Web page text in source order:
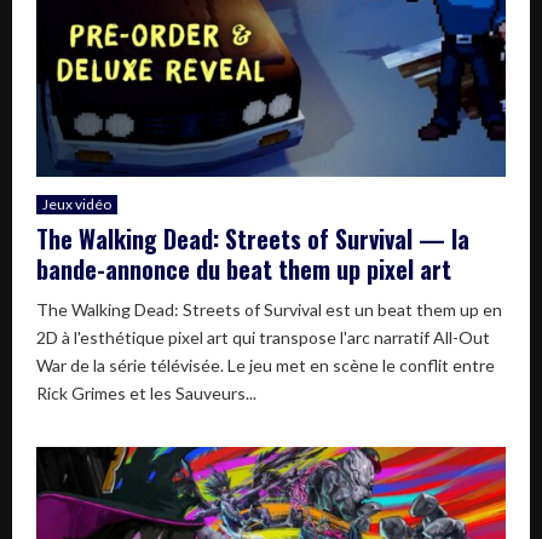
Jeux vidéo
The Walking Dead: Streets of Survival — la
bande-annonce du beat them up pixel art
The Walking Dead: Streets of Survival est un beat them up en
2D à l'esthétique pixel art qui transpose l'arc narratif All-Out
War de la série télévisée. Le jeu met en scène le conflit entre
Rick Grimes et les Sauveurs...